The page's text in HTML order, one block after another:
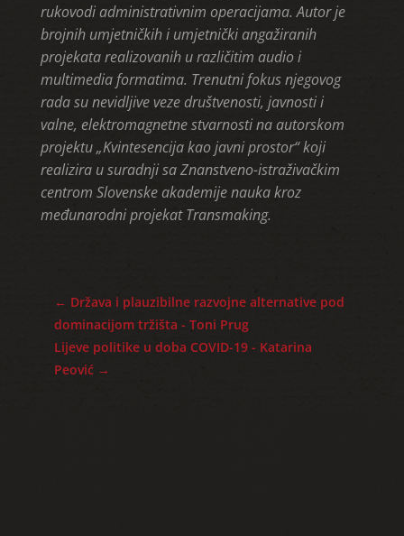
rukovodi administrativnim operacijama. Autor je
brojnih umjetničkih i umjetnički angažiranih
projekata realizovanih u različitim audio i
multimedia formatima. Trenutni fokus njegovog
rada su nevidljive veze društvenosti, javnosti i
valne, elektromagnetne stvarnosti na autorskom
projektu „Kvintesencija kao javni prostor“ koji
realizira u suradnji sa Znanstveno-istraživačkim
centrom Slovenske akademije nauka kroz
međunarodni projekat Transmaking.
← Država i plauzibilne razvojne alternative pod
dominacijom tržišta - Toni Prug
Lijeve politike u doba COVID-19 - Katarina
Peović→